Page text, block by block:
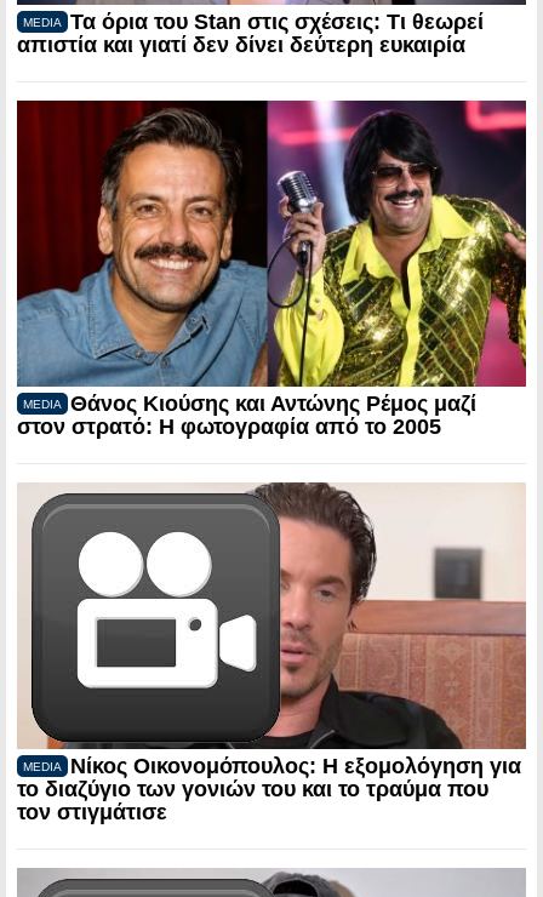
MEDIA
Τα όρια του Stan στις σχέσεις: Τι θεωρεί
απιστία και γιατί δεν δίνει δεύτερη ευκαιρία
MEDIA
Θάνος Κιούσης και Αντώνης Ρέμος μαζί
στον στρατό: Η φωτογραφία από το 2005
MEDIA
Νίκος Οικονομόπουλος: Η εξομολόγηση για
το διαζύγιο των γονιών του και το τραύμα που
τον στιγμάτισε